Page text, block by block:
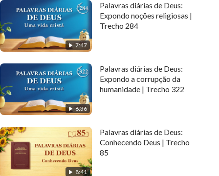
7:47
Palavras diárias de Deus:
Expondo noções religiosas |
Trecho 284
6:36
Palavras diárias de Deus:
Expondo a corrupção da
humanidade | Trecho 322
8:41
Palavras diárias de Deus:
Conhecendo Deus | Trecho
85